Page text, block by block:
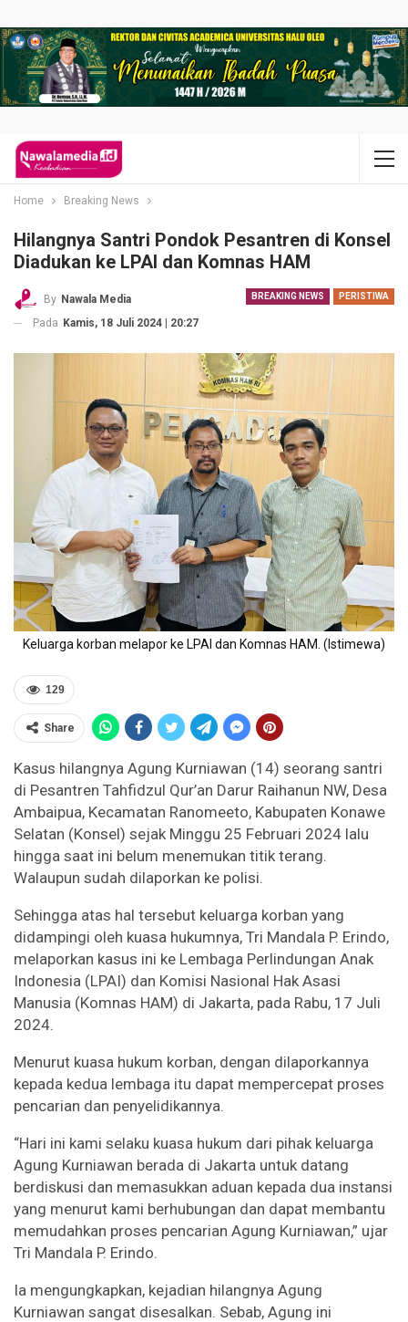
Home Breaking News
Hilangnya Santri Pondok Pesantren di Konsel
Diadukan ke LPAI dan Komnas HAM
BREAKING NEWS PERISTIWA
By Nawala Media
Pada Kamis, 18 Juli 2024 | 20:27
Keluarga korban melapor ke LPAI dan Komnas HAM. (Istimewa)
129
Share
Kasus hilangnya Agung Kurniawan (14) seorang santri
di Pesantren Tahfidzul Qur’an Darur Raihanun NW, Desa
Ambaipua, Kecamatan Ranomeeto, Kabupaten Konawe
Selatan (Konsel) sejak Minggu 25 Februari 2024 lalu
hingga saat ini belum menemukan titik terang.
Walaupun sudah dilaporkan ke polisi.
Sehingga atas hal tersebut keluarga korban yang
didampingi oleh kuasa hukumnya, Tri Mandala P. Erindo,
melaporkan kasus ini ke Lembaga Perlindungan Anak
Indonesia (LPAI) dan Komisi Nasional Hak Asasi
Manusia (Komnas HAM) di Jakarta, pada Rabu, 17 Juli
2024.
Menurut kuasa hukum korban, dengan dilaporkannya
kepada kedua lembaga itu dapat mempercepat proses
pencarian dan penyelidikannya.
“Hari ini kami selaku kuasa hukum dari pihak keluarga
Agung Kurniawan berada di Jakarta untuk datang
berdiskusi dan memasukkan aduan kepada dua instansi
yang menurut kami berhubungan dan dapat membantu
memudahkan proses pencarian Agung Kurniawan,” ujar
Tri Mandala P. Erindo.
Ia mengungkapkan, kejadian hilangnya Agung
Kurniawan sangat disesalkan. Sebab, Agung ini